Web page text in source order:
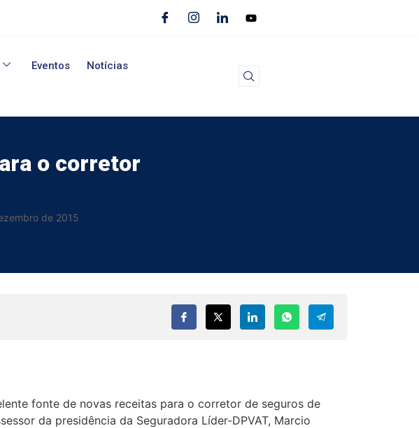
Eventos
Notícias
o corretor
de 2015
fonte de novas receitas para o corretor de seguros de
da presidência da Seguradora Líder-DPVAT, Marcio